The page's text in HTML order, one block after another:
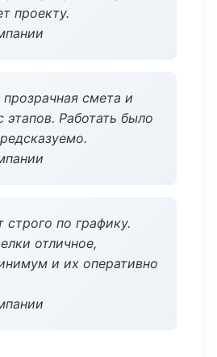
проекту.
смета и
этапов. Работать было
строго по графику.
отличное,
и их оперативно